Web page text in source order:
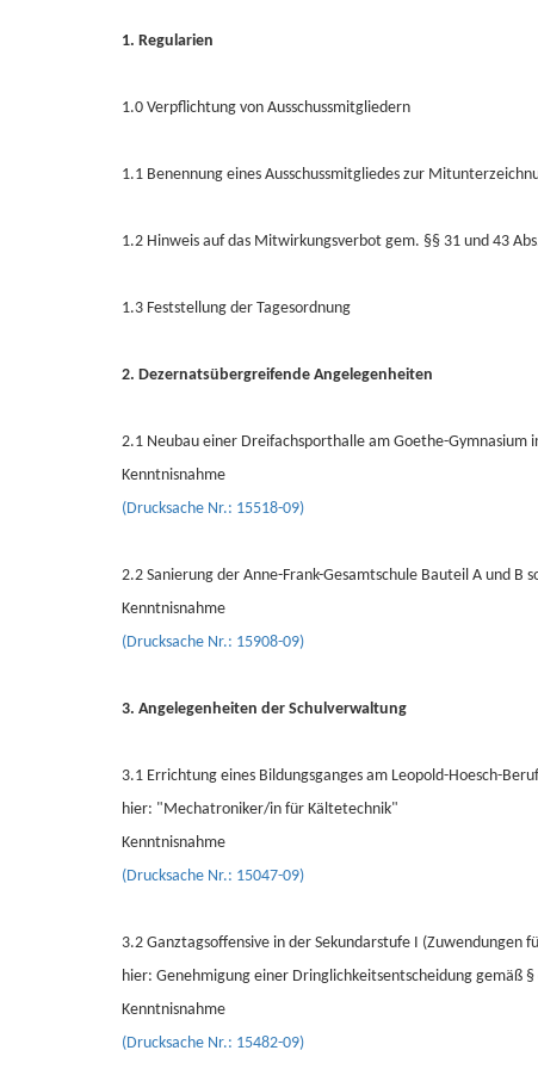
1. Regularien
1.0 Verpflichtung von Ausschussmitgliedern
1.1 Benennung eines Ausschussmitgliedes zur
1.2 Hinweis auf das Mitwirkungsverbot gem. §§ 31 und 43
1.3 Feststellung der Tagesordnung
2. Dezernatsübergreifende Angelegenheiten
2.1 Neubau einer Dreifachsporthalle am Goethe-Gymnasium
Kenntnisnahme
(Drucksache Nr.: 15518-09)
2.2 Sanierung der Anne-Frank-Gesamtschule Bauteil A und
Kenntnisnahme
(Drucksache Nr.: 15908-09)
3. Angelegenheiten der Schulverwaltung
3.1 Errichtung eines Bildungsganges am Leopold-Hoesch-
hier: "Mechatroniker/in für Kältetechnik"
Kenntnisnahme
(Drucksache Nr.: 15047-09)
3.2 Ganztagsoffensive in der Sekundarstufe I (Zuwendungen
hier: Genehmigung einer Dringlichkeitsentscheidung gemäß
Kenntnisnahme
(Drucksache Nr.: 15482-09)